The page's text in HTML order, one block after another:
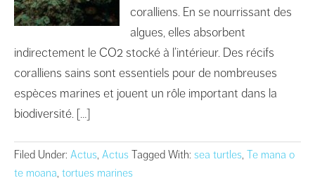
coralliens. En se nourrissant des
algues, elles absorbent
indirectement le CO2 stocké à l’intérieur. Des récifs
coralliens sains sont essentiels pour de nombreuses
espèces marines et jouent un rôle important dans la
biodiversité. […]
Filed Under: Actus, Actus Tagged With: sea turtles, Te mana o
te moana, tortues marines